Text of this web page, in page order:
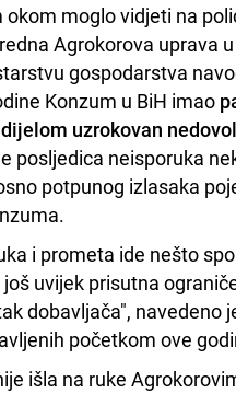
okom moglo vidjeti na
Agrokorova uprava
gospodarstva
Konzum u BiH imao
uzrokovan
posljedica neisporuka
potpunog izlasaka
i prometa ide nešto
uvijek prisutna
dobavljača", navedeno
početkom ove
išla na ruke